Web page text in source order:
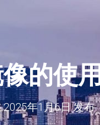
的使
2025年1月6日发布